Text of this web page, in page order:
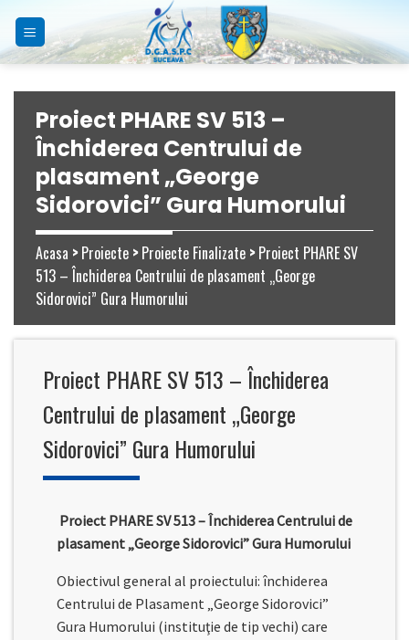
content
Proiect PHARE SV 513 –
Închiderea Centrului de
plasament „George
Sidorovici” Gura Humorului
Acasa >Proiecte >Proiecte Finalizate >Proiect PHARE SV
513 – Închiderea Centrului de plasament „George
Sidorovici” Gura Humorului
Proiect PHARE SV 513 – Închiderea
Centrului de plasament „George
Sidorovici” Gura Humorului
Proiect PHARE SV 513 – Închiderea Centrului de
plasament „George Sidorovici” Gura Humorului
Obiectivul general al proiectului: închiderea
Centrului de Plasament „George Sidorovici”
Gura Humorului (instituţie de tip vechi) care